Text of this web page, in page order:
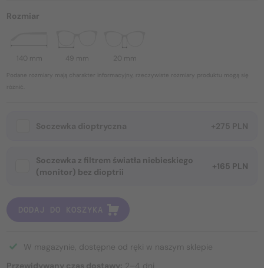
Rozmiar
140 mm 49 mm 20 mm
Podane rozmiary mają charakter informacyjny, rzeczywiste rozmiary produktu mogą się
różnić.
Soczewka dioptryczna +275 PLN
Soczewka z filtrem światła niebieskiego
(monitor) bez dioptrii
+165 PLN
DODAJ DO KOSZYKA
W magazynie, dostępne od ręki w naszym sklepie